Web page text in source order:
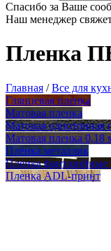
Спасибо за Ваше
Наш менеджер
Пленка
Главная /Все для
Глянцевая пленка
Матовая пленка
Матовая однотонная
Матовая пленка 0,18
Плёнка металлик
Пленка фантазийные
Пленка ADL-принт